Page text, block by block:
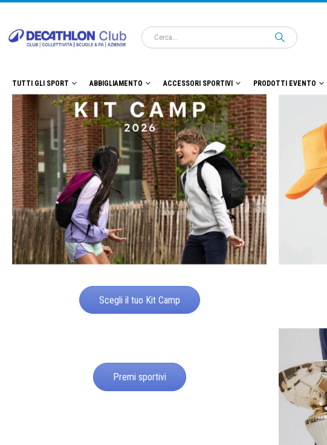
TUTTI GLI SPORT ABBIGLIAMENTO ACCESSORI SPORTIVI PRODOTTI EVENTO
Scegli il tuo Kit Camp
Premi sportivi